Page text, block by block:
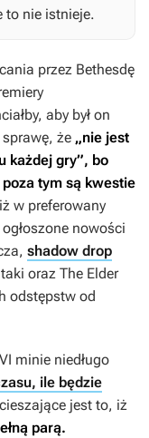
to nie istnieje.
przez Bethesdę
aby był on
że „nie jest
każdej gry”, bo
tym są kwestie
w preferowany
nowości
shadow drop
oraz The Elder
odstępstw od
minie niedługo
ile będzie
jest to, iż
parą.